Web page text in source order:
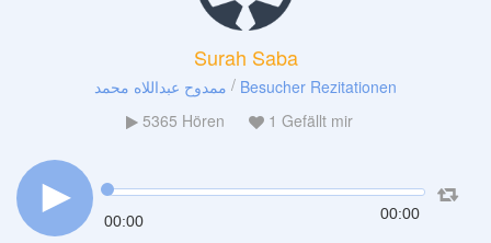
Surah Saba
ممدوح عبداللاه محمد / Besucher Rezitationen
5365 Hören 1 Gefällt mir
00:00 00:00